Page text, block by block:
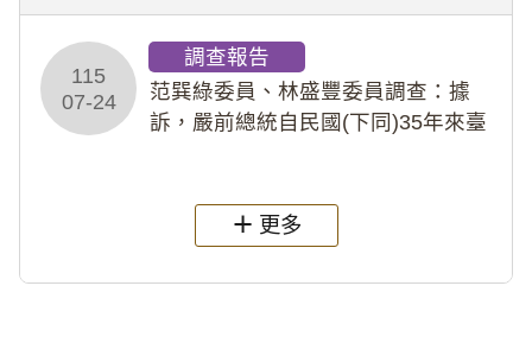
術倫理等情案調查報告。(115教調
31)
115
07-24
調查報告
范巽綠委員、林盛豐委員調查：據
訴，嚴前總統自民國(下同)35年來臺
過世後，總統府於89年間函請其家屬
繼續留住
更多